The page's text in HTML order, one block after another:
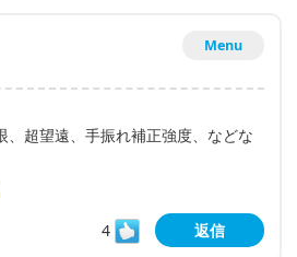
Menu
、超望遠、手振れ補正強度、などな
4
返信